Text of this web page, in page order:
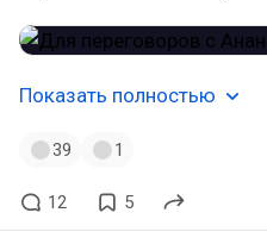
Показать полностью
39 1
12 5